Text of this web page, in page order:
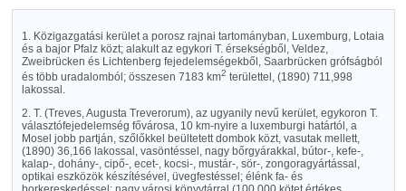
1. Közigazgatási kerület a porosz rajnai tartományban, Luxemburg, Lotaia
és a bajor Pfalz közt; alakult az egykori T. érsekségből, Veldez,
Zweibrücken és Lichtenberg fejedelemségekből, Saarbrücken grófságból
és több uradalomból; összesen 7183 km2 területtel, (1890) 711,998
lakossal.
2. T. (Treves, Augusta Treverorum), az ugyanily nevű kerület, egykoron T.
választófejedelemség fővárosa, 10 km-nyire a luxemburgi határtól, a
Mosel jobb partján, szőlőkkel beültetett dombok közt, vasutak mellett,
(1890) 36,166 lakossal, vasöntéssel, nagy bőrgyárakkal, bútor-, kefe-,
kalap-, dohány-, cipő-, ecet-, kocsi-, mustár-, sör-, zongoragyártással,
optikai eszközök készítésével, üvegfestéssel; élénk fa- és